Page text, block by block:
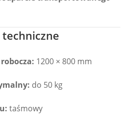
1200 × 800 mm
do 50 kg
taśmowy